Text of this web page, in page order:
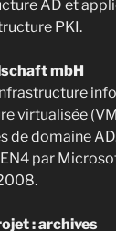
AD et
PKI.
mbH
virtualisée
de domaine
par
: archives